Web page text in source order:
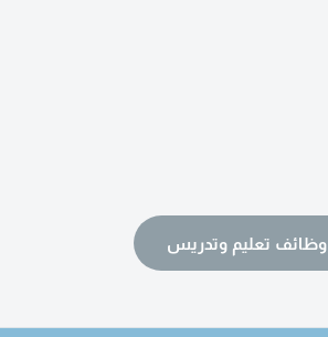
وظائف تعليم وتدريس